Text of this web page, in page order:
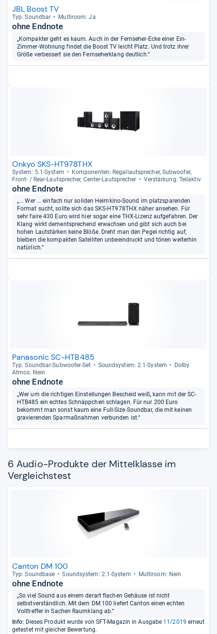
JBL Boost TV
Typ: Sound­bar Mul­ti­room: Ja
ohne Endnote
„Kompakter geht es kaum. Auch in der Fernseher-Ecke einer Ein-
Zimmer-Wohnung findet die Boost TV leicht Platz. Und trotz ihrer
Größe verbessert sie den Fernseherklang deutlich.“
Onkyo SKS-HT978THX
Sys­tem: 5.1-​Sys­tem
Kom­po­nen­ten: Regal­laut­spre­cher, Sub­woofer,
Front-​ / Rear-​Laut­spre­cher, Cen­ter-​Laut­spre­cher
Ver­stär­kung: Teilak­tiv
ohne Endnote
„... Wer ... einfach nur soliden Heimkino-Sound im platzsparenden
Format sucht, sollte sich das SKS-HT978THX näher ansehen. Für
sehr faire 430 Euro wird hier sogar eine THX-Lizenz aufgefahren. Der
Klang wirkt dementsprechend erwachsen und gibt sich auch bei
hohen Lautstärken keine Blöße. Dreht man den Pegel richtig auf,
bleiben die kompakten Satelliten unbeeindruckt und tönen weiterhin
natürlich.“
Panasonic SC-HTB485
Typ: Sound­bar-​Sub­woofer-​Set Sound­sys­tem: 2.1-​Sys­tem
Dolby
Atmos: Nein
ohne Endnote
„Wer um die richtigen Einstellungen Bescheid weiß, kann mit der SC-
HTB485 ein echtes Schnäppchen schlagen. Für nur 200 Euro
bekommt man sonst kaum eine Full-Size-Soundbar, die mit keinen
gravierenden Sparmaßnahmen verbunden ist.“
6 Audio-Produkte der Mittelklasse im
Vergleichstest
Canton DM 100
Typ: Sound­base Sound­sys­tem: 2.1-​Sys­tem Mul­ti­room: Nein
ohne Endnote
„So viel Sound aus einem derart flachen Gehäuse ist nicht
selbstverständlich. Mit dem DM 100 liefert Canton einen echten
Volltreffer in Sachen Raumklang ab.“
Info: Dieses Produkt wurde von SFT-Magazin in Ausgabe 11/2019 erneut
getestet mit gleicher Bewertung.